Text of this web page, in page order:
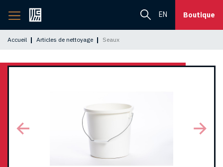
Retourner
à
EN Boutique
Accueil Articles de nettoyage Seaux